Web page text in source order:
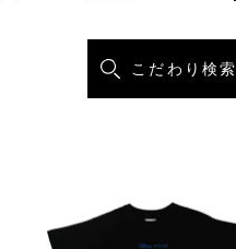
こだわり検索